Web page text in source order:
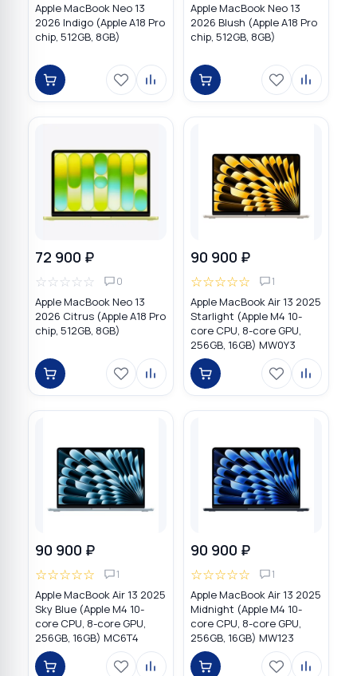
Apple MacBook Neo 13
2026 Indigo (Apple A18 Pro
chip, 512GB, 8GB)
Apple MacBook Neo 13
2026 Blush (Apple A18 Pro
chip, 512GB, 8GB)
72 900 ₽
☆☆☆☆☆ 0
Apple MacBook Neo 13
2026 Citrus (Apple A18 Pro
chip, 512GB, 8GB)
90 900 ₽
☆☆☆☆☆ 1
Apple MacBook Air 13 2025
Starlight (Apple M4 10-
core CPU, 8-core GPU,
256GB, 16GB) MW0Y3
90 900 ₽
☆☆☆☆☆ 1
Apple MacBook Air 13 2025
Sky Blue (Apple M4 10-
core CPU, 8-core GPU,
256GB, 16GB) MC6T4
90 900 ₽
☆☆☆☆☆ 1
Apple MacBook Air 13 2025
Midnight (Apple M4 10-
core CPU, 8-core GPU,
256GB, 16GB) MW123